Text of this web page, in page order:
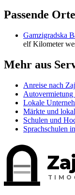
Passende
Gamzigradska
elf Kilometer
Mehr aus
Anreise nach
Autovermietung
Lokale
Märkte und
Schulen und
Sprachschulen